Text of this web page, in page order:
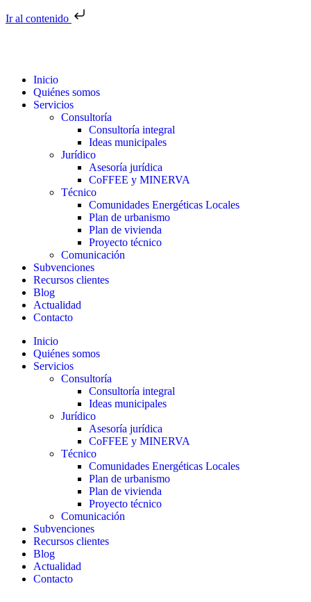
Ir al contenido
Inicio
Quiénes somos
Servicios
Consultoría
Consultoría integral
Ideas municipales
Jurídico
Asesoría jurídica
CoFFEE y MINERVA
Técnico
Comunidades Energéticas Locales
Plan de urbanismo
Plan de vivienda
Proyecto técnico
Comunicación
Subvenciones
Recursos clientes
Blog
Actualidad
Contacto
Inicio
Quiénes somos
Servicios
Consultoría
Consultoría integral
Ideas municipales
Jurídico
Asesoría jurídica
CoFFEE y MINERVA
Técnico
Comunidades Energéticas Locales
Plan de urbanismo
Plan de vivienda
Proyecto técnico
Comunicación
Subvenciones
Recursos clientes
Blog
Actualidad
Contacto